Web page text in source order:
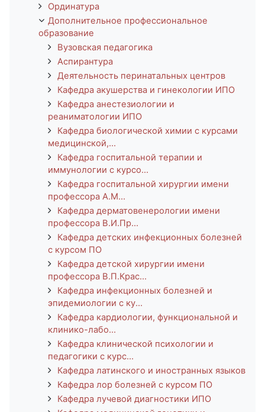
Ординатура
Дополнительное профессиональное
образование
Вузовская педагогика
Аспирантура
Деятельность перинатальных центров
Кафедра акушерства и гинекологии ИПО
Кафедра анестезиологии и
реаниматологии ИПО
Кафедра биологической химии с курсами
медицинской,...
Кафедра госпитальной терапии и
иммунологии с курсо...
Кафедра госпитальной хирургии имени
профессора А.М...
Кафедра дерматовенерологии имени
профессора В.И.Пр...
Кафедра детских инфекционных болезней
с курсом ПО
Кафедра детской хирургии имени
профессора В.П.Крас...
Кафедра инфекционных болезней и
эпидемиологии с ку...
Кафедра кардиологии, функциональной и
клинико-лабо...
Кафедра клинической психологии и
педагогики с курс...
Кафедра латинского и иностранных языков
Кафедра лор болезней с курсом ПО
Кафедра лучевой диагностики ИПО